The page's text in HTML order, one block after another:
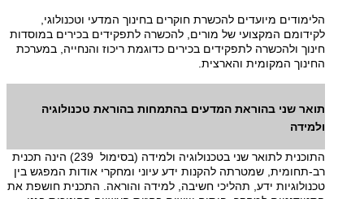
הלימודים מיועדים להכשרת חוקרים בחינוך המדעי וטכנולוגי,
לקידומם המקצועי של מורים, להכשרה לתפקידים בכירים במוסדות
חינוך ולהכשרה לתפקידים בכירים כדוגמת ריכוז והנחייה, במערכת
החינוך המקומית והארצית.
תואר שני בהוראת המדעים בהתמחות בהוראת טכנולוגיה
ולמידה
התוכנית לתואר שני בטכנולוגיה ולמידה (בסימול 239) הינה תכנית
רב-תחומית, שמטרתה להקנות ידע עיוני ומחקרי אודות המפגש בין
טכנולוגיות ידע, תהליכי חשיבה, למידה והוראה. התכנית חושפת את